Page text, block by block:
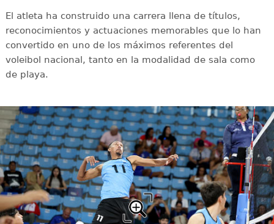
El atleta ha construido una carrera llena de títulos,
reconocimientos y actuaciones memorables que lo han
convertido en uno de los máximos referentes del
voleibol nacional, tanto en la modalidad de sala como
de playa.